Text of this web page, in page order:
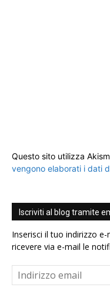
Questo sito utilizza
vengono elaborati i dati
Iscriviti al blog tramite
Inserisci il tuo indirizzo
ricevere via e-mail le
Indirizzo
email